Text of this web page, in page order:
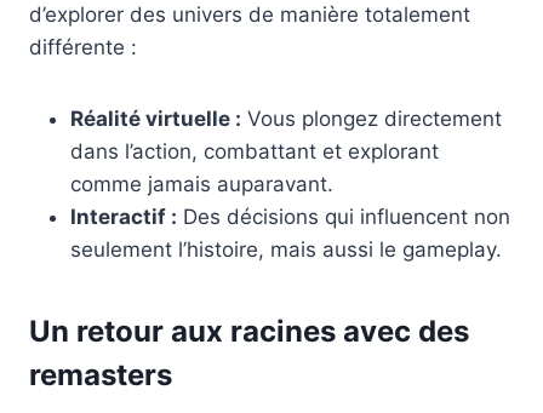
d’explorer des univers de manière totalement
différente :
Réalité virtuelle : Vous plongez directement
dans l’action, combattant et explorant
comme jamais auparavant.
Interactif : Des décisions qui influencent non
seulement l’histoire, mais aussi le gameplay.
Un retour aux racines avec des
remasters